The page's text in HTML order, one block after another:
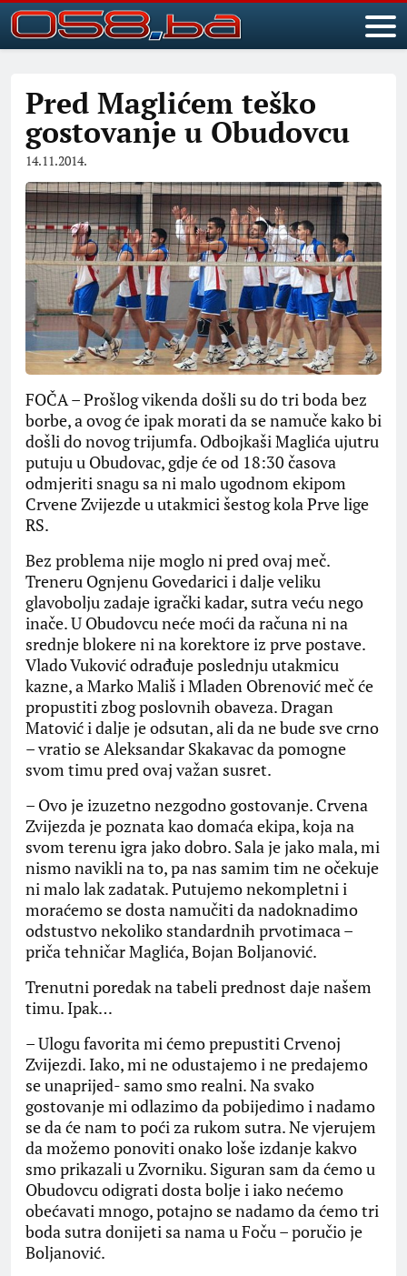
Pred Maglićem teško
gostovanje u Obudovcu
14.11.2014.
FOČA – Prošlog vikenda došli su do tri boda bez
borbe, a ovog će ipak morati da se namuče kako bi
došli do novog trijumfa. Odbojkaši Maglića ujutru
putuju u Obudovac, gdje će od 18:30 časova
odmjeriti snagu sa ni malo ugodnom ekipom
Crvene Zvijezde u utakmici šestog kola Prve lige
RS.
Bez problema nije moglo ni pred ovaj meč.
Treneru Ognjenu Govedarici i dalje veliku
glavobolju zadaje igrački kadar, sutra veću nego
inače. U Obudovcu neće moći da računa ni na
srednje blokere ni na korektore iz prve postave.
Vlado Vuković odrađuje poslednju utakmicu
kazne, a Marko Mališ i Mladen Obrenović meč će
propustiti zbog poslovnih obaveza. Dragan
Matović i dalje je odsutan, ali da ne bude sve crno
– vratio se Aleksandar Skakavac da pomogne
svom timu pred ovaj važan susret.
– Ovo je izuzetno nezgodno gostovanje. Crvena
Zvijezda je poznata kao domaća ekipa, koja na
svom terenu igra jako dobro. Sala je jako mala, mi
nismo navikli na to, pa nas samim tim ne očekuje
ni malo lak zadatak. Putujemo nekompletni i
moraćemo se dosta namučiti da nadoknadimo
odstustvo nekoliko standardnih prvotimaca –
priča tehničar Maglića, Bojan Boljanović.
Trenutni poredak na tabeli prednost daje našem
timu. Ipak…
– Ulogu favorita mi ćemo prepustiti Crvenoj
Zvijezdi. Iako, mi ne odustajemo i ne predajemo
se unaprijed- samo smo realni. Na svako
gostovanje mi odlazimo da pobijedimo i nadamo
se da će nam to poći za rukom sutra. Ne vjerujem
da možemo ponoviti onako loše izdanje kakvo
smo prikazali u Zvorniku. Siguran sam da ćemo u
Obudovcu odigrati dosta bolje i iako nećemo
obećavati mnogo, potajno se nadamo da ćemo tri
boda sutra donijeti sa nama u Foču – poručio je
Boljanović.